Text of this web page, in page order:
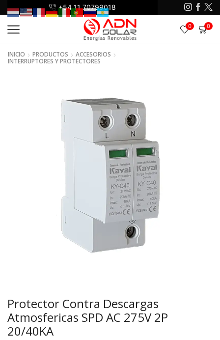
+54 11 70799018
0 0
INICIO PRODUCTOS
ACCESORIOS
INTERRUPTORES Y PROTECTORES
Protector Contra Descargas
Atmosfericas SPD AC 275V 2P
20/40KA